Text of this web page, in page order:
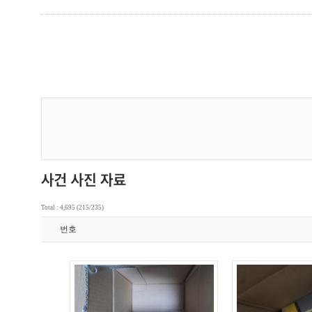
Total : 4,695 (215/235)
번호